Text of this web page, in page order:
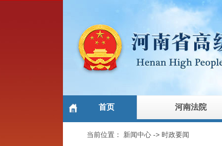
首页 河南法院
当前位置： 新闻中心 -> 时政要闻